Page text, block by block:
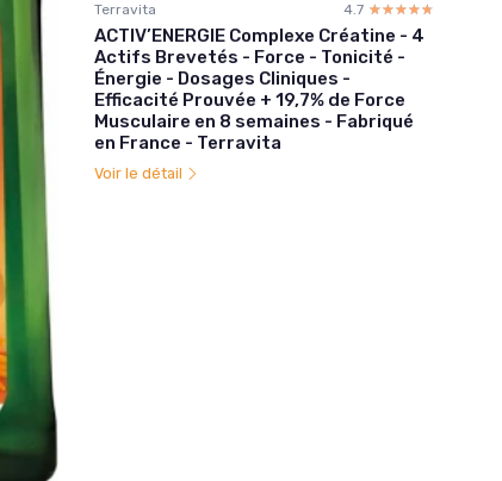
Terravita 4.7 ☆☆☆☆☆
★★★★★
ACTIV’ENERGIE Complexe Créatine - 4
Actifs Brevetés - Force - Tonicité -
Énergie - Dosages Cliniques -
Efficacité Prouvée + 19,7% de Force
Musculaire en 8 semaines - Fabriqué
en France - Terravita
Voir le détail